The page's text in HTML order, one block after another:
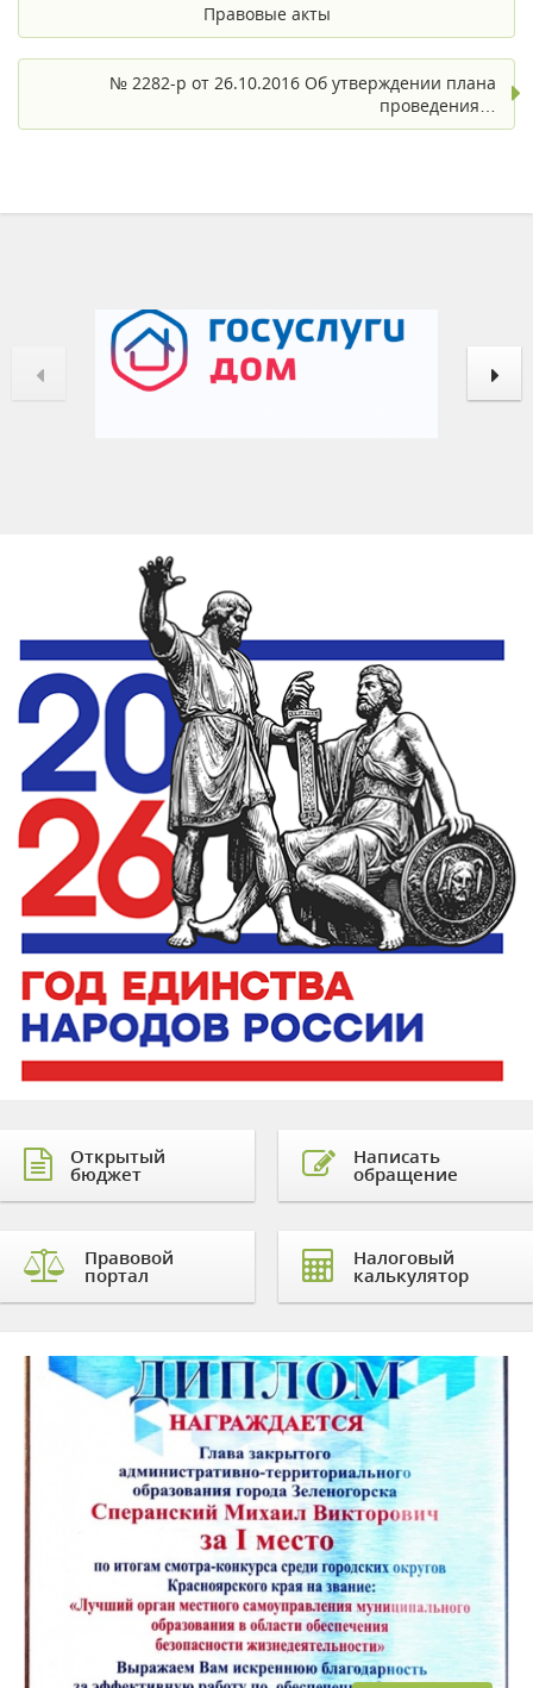
Правовые акты
№ 2282-р от 26.10.2016 Об утверждении плана
проведения…
Открытый
бюджет
Правовой
портал
Написать
обращение
Налоговый
калькулятор